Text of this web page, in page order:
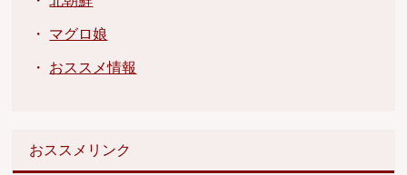
・ マグロ娘
・ おススメ情報
おススメリンク